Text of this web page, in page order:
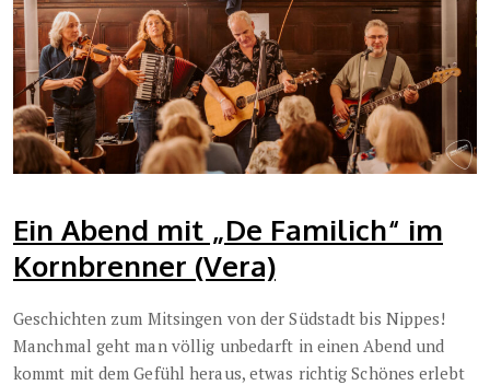
Ein Abend mit „De Familich“ im
Kornbrenner (Vera)
Geschichten zum Mitsingen von der Südstadt bis Nippes!
Manchmal geht man völlig unbedarft in einen Abend und
kommt mit dem Gefühl heraus, etwas richtig Schönes erlebt